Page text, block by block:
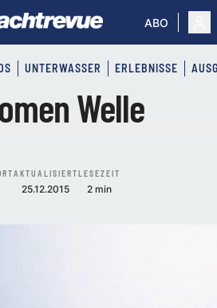
ABO
UNTERWASSER ERLEBNISSE
Welle
AKTUALISIERT
25.12.2015
LESEZEIT
2 min